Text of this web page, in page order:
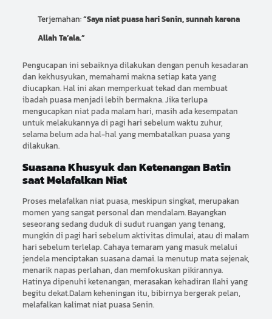
Terjemahan:“Saya niat puasa hari Senin, sunnah karena
Allah Ta’ala.”
Pengucapan ini sebaiknya dilakukan dengan penuh kesadaran
dan kekhusyukan, memahami makna setiap kata yang
diucapkan. Hal ini akan memperkuat tekad dan membuat
ibadah puasa menjadi lebih bermakna. Jika terlupa
mengucapkan niat pada malam hari, masih ada kesempatan
untuk melakukannya di pagi hari sebelum waktu zuhur,
selama belum ada hal-hal yang membatalkan puasa yang
dilakukan.
Suasana Khusyuk dan Ketenangan Batin
saat Melafalkan Niat
Proses melafalkan niat puasa, meskipun singkat, merupakan
momen yang sangat personal dan mendalam. Bayangkan
seseorang sedang duduk di sudut ruangan yang tenang,
mungkin di pagi hari sebelum aktivitas dimulai, atau di malam
hari sebelum terlelap. Cahaya temaram yang masuk melalui
jendela menciptakan suasana damai. Ia menutup mata sejenak,
menarik napas perlahan, dan memfokuskan pikirannya.
Hatinya dipenuhi ketenangan, merasakan kehadiran Ilahi yang
begitu dekat.Dalam keheningan itu, bibirnya bergerak pelan,
melafalkan kalimat niat puasa Senin.